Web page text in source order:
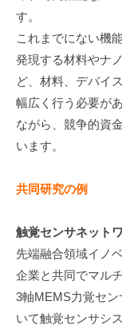
2025
年
9
日
by
micro-
す。
これまでにない機
発現する材料やナ
ど、材料、デバイ
幅広く行う必要が
ながら、競争的資
います。
共同研究の例
触覚センサネット
先端融合領域イノ
企業と共同でマル
3軸MEMS力覚セ
いて触覚センサシ